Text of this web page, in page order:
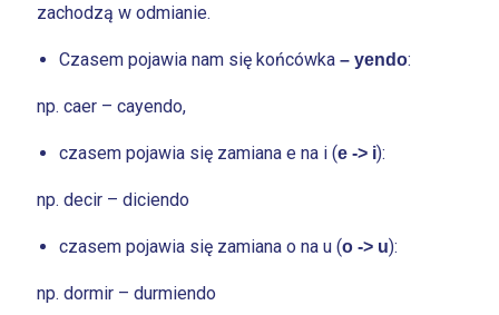
zachodzą w odmianie.
Czasem pojawia nam się końcówka – yendo:
np. caer – cayendo,
czasem pojawia się zamiana e na i (e -> i):
np. decir – diciendo
czasem pojawia się zamiana o na u (o -> u):
np. dormir – durmiendo